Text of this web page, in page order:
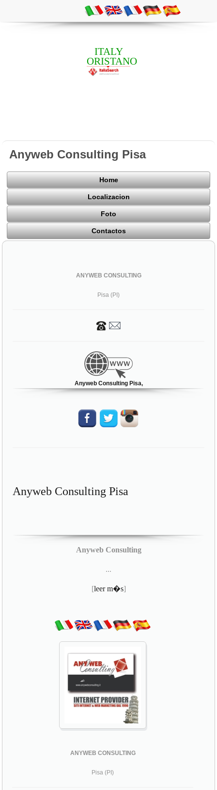
ITALY
ORISTANO
Anyweb Consulting Pisa
Home
Localizacion
Foto
Contactos
ANYWEB CONSULTING
Pisa (PI)
Anyweb Consulting Pisa,
Anyweb Consulting Pisa
Anyweb Consulting
...
[leer m�s]
ANYWEB CONSULTING
Pisa (PI)